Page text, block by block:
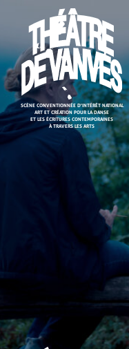
Cookies management panel
SCÈNE CONVENTIONNÉE D'INTÉRÊT NATIONAL
ART ET CRÉATION POUR LA DANSE
ET LES ÉCRITURES CONTEMPORAINES
À TRAVERS LES ARTS